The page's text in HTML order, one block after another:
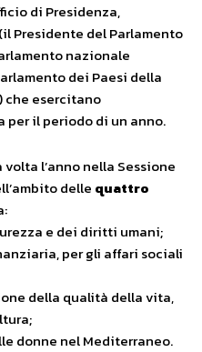
di Presidenza,
Presidente del Parlamento
nazionale
dei Paesi della
che esercitano
il periodo di un anno.
volta l’anno nella Sessione
delle quattro
e dei diritti umani;
per gli affari sociali
della qualità della vita,
donne nel Mediterraneo.